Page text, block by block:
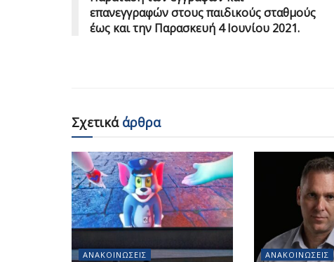
επανεγγραφών στους παιδικούς σταθμούς
έως και την Παρασκευή 4 Ιουνίου 2021.
Σχετικάάρθρα
ΑΝΑΚΟΙΝΏΣΕΙΣ ΑΝΑΚΟΙΝΏΣΕΙΣ